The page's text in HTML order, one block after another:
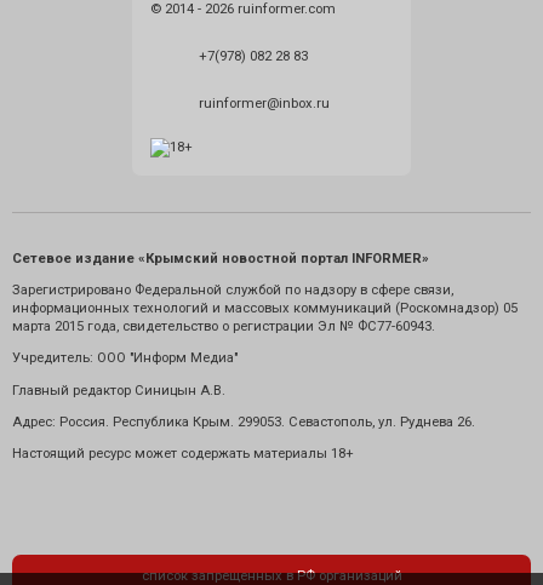
© 2014 - 2026 ruinformer.com
+7(978) 082 28 83
ruinformer@inbox.ru
Сетевое издание «Крымский новостной портал INFORMER»
Зарегистрировано Федеральной службой по надзору в сфере связи,
информационных технологий и массовых коммуникаций (Роскомнадзор) 05
марта 2015 года, свидетельство о регистрации Эл № ФС77-60943.
Учредитель: ООО "Информ Медиа"
Главный редактор Синицын А.В.
Адрес: Россия. Республика Крым. 299053. Севастополь, ул. Руднева 26.
Настоящий ресурс может содержать материалы 18+
список запрещенных в РФ организаций